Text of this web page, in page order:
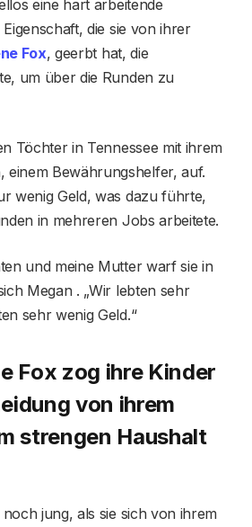
eine hart arbeitende
die sie von ihrer
Fox, geerbt hat, die
um über die Runden zu
Töchter in Tennessee mit ihrem
einem Bewährungshelfer, auf.
wenig Geld, was dazu führte,
in mehreren Jobs arbeitete.
und meine Mutter warf sie in
Megan . „Wir lebten sehr
sehr wenig Geld.“
Fox zog ihre Kinder
von ihrem
strengen Haushalt
jung, als sie sich von ihrem